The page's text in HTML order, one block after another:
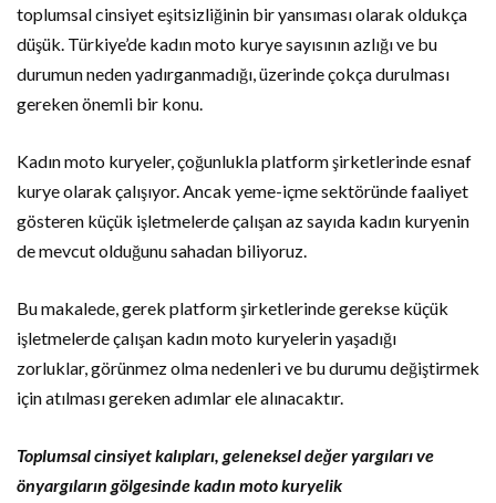
toplumsal cinsiyet eşitsizliğinin bir yansıması olarak oldukça
düşük. Türkiye’de kadın moto kurye sayısının azlığı ve bu
durumun neden yadırganmadığı, üzerinde çokça durulması
gereken önemli bir konu.
Kadın moto kuryeler, çoğunlukla platform şirketlerinde esnaf
kurye olarak çalışıyor. Ancak yeme-içme sektöründe faaliyet
gösteren küçük işletmelerde çalışan az sayıda kadın kuryenin
de mevcut olduğunu sahadan biliyoruz.
Bu makalede, gerek platform şirketlerinde gerekse küçük
işletmelerde çalışan kadın moto kuryelerin yaşadığı
zorluklar, görünmez olma nedenleri ve bu durumu değiştirmek
için atılması gereken adımlar ele alınacaktır.
Toplumsal cinsiyet kalıpları, geleneksel değer yargıları ve
önyargıların gölgesindekadın moto kuryelik